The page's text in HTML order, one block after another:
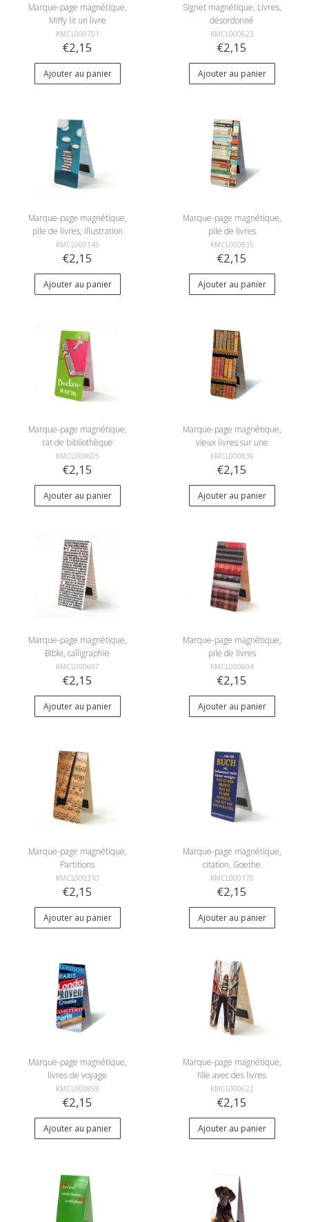
Marque-page magnétique,
Miffy lit un livre
KMCL000701
€2,15
Ajouter au panier
Signet magnétique, Livres,
désordonné
KMCL000623
€2,15
Ajouter au panier
Marque-page magnétique,
pile de livres, illustration
KMCL000145
€2,15
Ajouter au panier
Marque-page magnétique,
pile de livres
KMCL000835
€2,15
Ajouter au panier
Marque-page magnétique,
rat de bibliothèque
KMCL000605
€2,15
Ajouter au panier
Marque-page magnétique,
vieux livres sur une
étagère
KMCL000836
€2,15
Ajouter au panier
Marque-page magnétique,
Bible, calligraphie
KMCL000607
€2,15
Ajouter au panier
Marque-page magnétique,
pile de livres
KMCL000604
€2,15
Ajouter au panier
Marque-page magnétique,
Partitions
KMCL000310
€2,15
Ajouter au panier
Marque-page magnétique,
citation, Goethe
KMCL000170
€2,15
Ajouter au panier
Marque-page magnétique,
livres de voyage
KMCL000859
€2,15
Ajouter au panier
Marque-page magnétique,
fille avec des livres
KMCL000622
€2,15
Ajouter au panier